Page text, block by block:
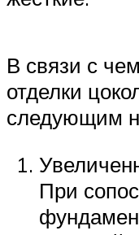
В связи с
отделки
следующим
При